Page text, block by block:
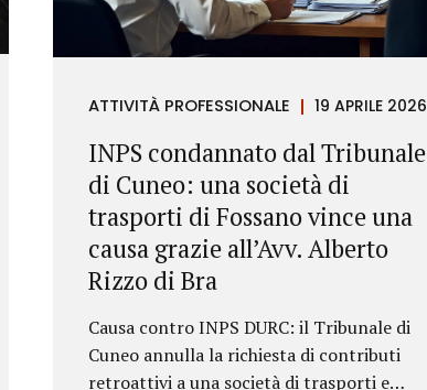
ATTIVITÀ PROFESSIONALE 19 APRILE 2026
INPS condannato dal Tribunale
di Cuneo: una società di
trasporti di Fossano vince una
causa grazie all’Avv. Alberto
Rizzo di Bra
Causa contro INPS DURC: il Tribunale di
Cuneo annulla la richiesta di contributi
retroattivi a una società di trasporti e